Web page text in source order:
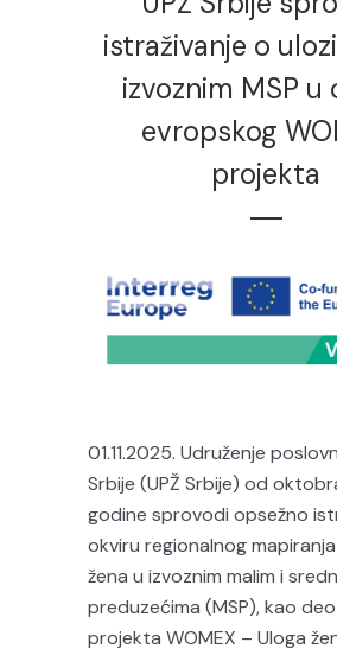
istraživanje o
izvoznim MSP u
evropskog
projekta
01.11.2025. Udruženje
Srbije (UPŽ Srbije) od
godine sprovodi opsežno
okviru regionalnog
žena u izvoznim malim i
preduzećima (MSP), kao
projekta WOMEX – Uloga